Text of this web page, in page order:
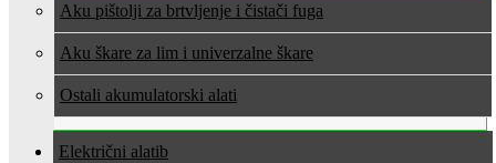
Aku pištolji za brtvljenje i čistači fuga
Aku škare za lim i univerzalne škare
Ostali akumulatorski alati
Električni alati